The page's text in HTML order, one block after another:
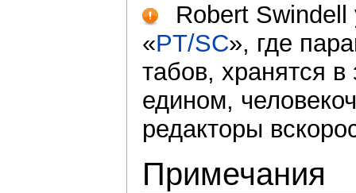
Robert
«PT/SC», где
табов, хранятся в
едином,
редакторы
Примечания